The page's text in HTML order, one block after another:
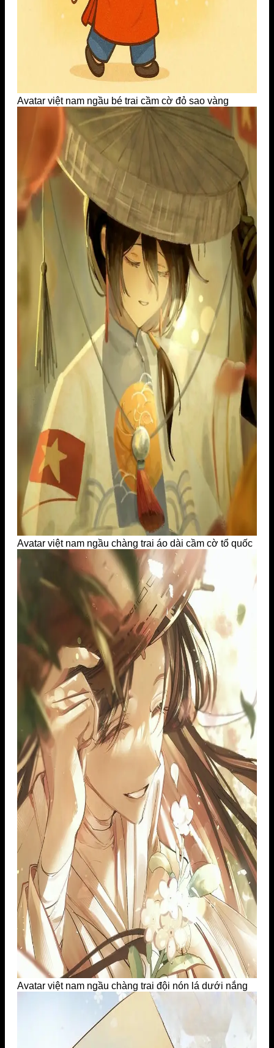
Avatar việt nam ngầu bé trai cầm cờ đỏ sao vàng
Avatar việt nam ngầu chàng trai áo dài cầm cờ tổ quốc
Avatar việt nam ngầu chàng trai đội nón lá dưới nắng